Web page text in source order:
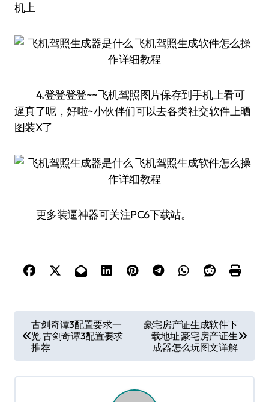
机上
4.登登登登~~飞机驾照图片保存到手机上看可
逼真了呢，好啦~小伙伴们可以去各类社交软件上晒
图装X了
更多装逼神器可关注PC6下载站。
章
导
航
古剑奇谭3配置要求一
览 古剑奇谭3配置要求
推荐
豪宅房产证生成软件下
载地址 豪宅房产证生
成器怎么玩图文详解